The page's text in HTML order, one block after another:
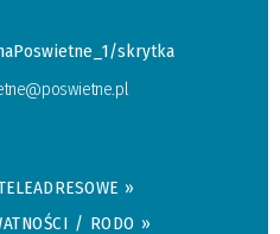
skrytka
»
/ RODO »